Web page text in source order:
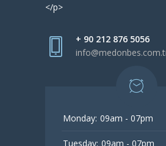
</p>
+ 90 212 876 5056
Monday: 09am - 07pm
Tuesday: 09am - 07pm